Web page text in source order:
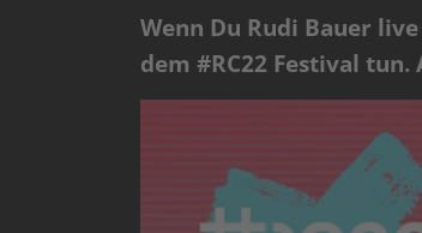
Wenn Du Rudi Bauer
dem #RC22 Festival tun.